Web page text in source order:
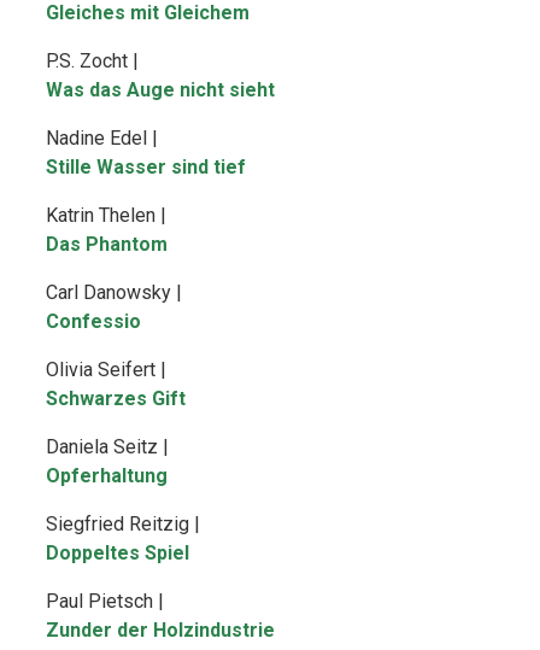
Gleiches mit Gleichem
P.S. Zocht |
Was das Auge nicht sieht
Nadine Edel |
Stille Wasser sind tief
Katrin Thelen |
Das Phantom
Carl Danowsky |
Confessio
Olivia Seifert |
Schwarzes Gift
Daniela Seitz |
Opferhaltung
Siegfried Reitzig |
Doppeltes Spiel
Paul Pietsch |
Zunder der Holzindustrie